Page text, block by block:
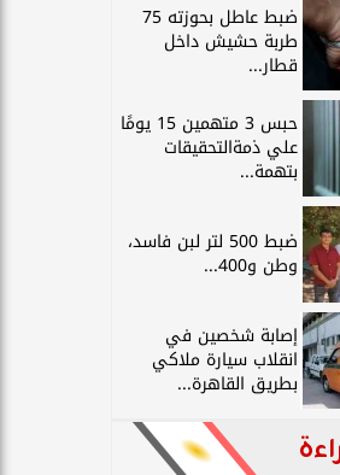
ضبط عاطل بحوزته 75
طربة حشيش داخل
قطار...
حبس 3 متهمين 15 يومًا
علي ذمةالتحقيقات
بتهمة...
ضبط 500 لتر لبن فاسد،
وطن و400...
إصابة شخصين في
انقلاب سيارة ملاكي
بطريق القاهرة...